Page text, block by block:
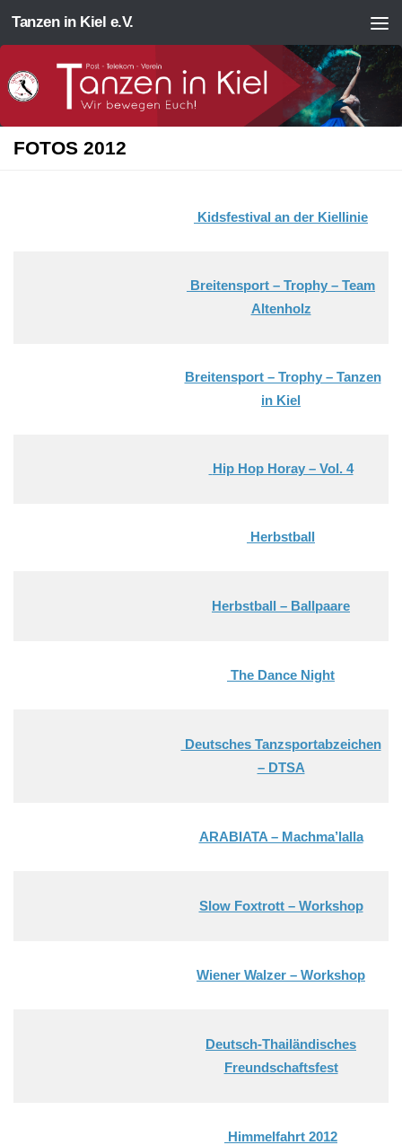
Zum Inhalt springen
Tanzen in Kiel e.V.
FOTOS 2012
Kidsfestival an der Kiellinie
Breitensport – Trophy – Team
Altenholz
Breitensport – Trophy – Tanzen
in Kiel
Hip Hop Horay – Vol. 4
Herbstball
Herbstball – Ballpaare
The Dance Night
Deutsches Tanzsportabzeichen
– DTSA
ARABIATA – Machma’lalla
Slow Foxtrott – Workshop
Wiener Walzer – Workshop
Deutsch-Thailändisches
Freundschaftsfest
Himmelfahrt 2012